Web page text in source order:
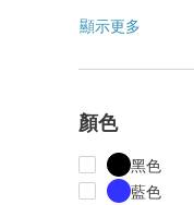
顯示更多
顏色
黑色
藍色